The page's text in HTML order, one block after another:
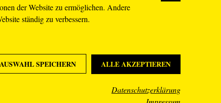
der Website zu ermöglichen. Andere
ständig zu verbessern.
AUSWAHL SPEICHERN ALLE AKZEPTIEREN
Datenschutzerklärung